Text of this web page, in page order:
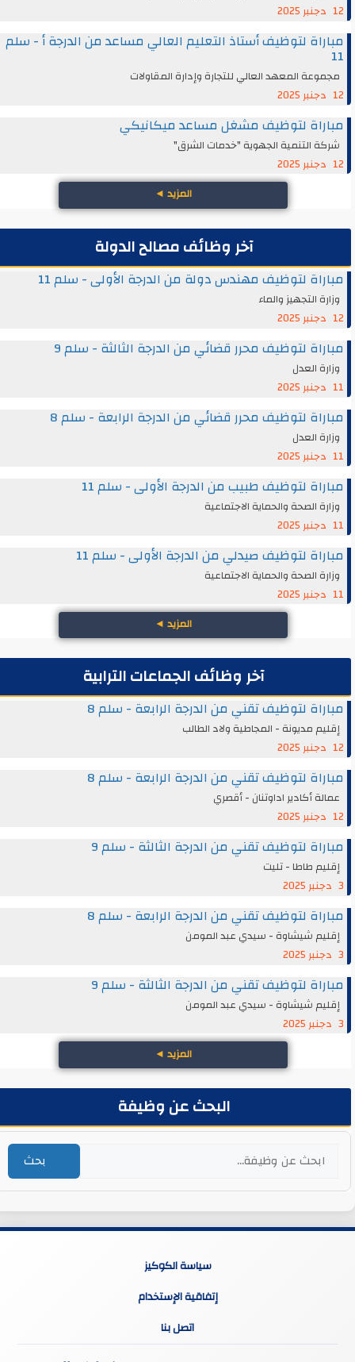
12 دجنبر 2025
مباراة لتوظيف أستاذ التعليم العالي مساعد من الدرجة أ - سلم
11
مجموعة المعهد العالي للتجارة وإدارة المقاولات
12 دجنبر 2025
مباراة لتوظيف مشغل مساعد ميكانيكي
شركة التنمية الجهوية "خدمات الشرق"
12 دجنبر 2025
المزيد◄
آخر وظائف مصالح الدولة
مباراة لتوظيف مهندس دولة من الدرجة الأولى - سلم 11
وزارة التجهيز والماء
12 دجنبر 2025
مباراة لتوظيف محرر قضائي من الدرجة الثالثة - سلم 9
وزارة العدل
11 دجنبر 2025
مباراة لتوظيف محرر قضائي من الدرجة الرابعة - سلم 8
وزارة العدل
11 دجنبر 2025
مباراة لتوظيف طبيب من الدرجة الأولى - سلم 11
وزارة الصحة والحماية الاجتماعية
11 دجنبر 2025
مباراة لتوظيف صيدلي من الدرجة الأولى - سلم 11
وزارة الصحة والحماية الاجتماعية
11 دجنبر 2025
المزيد◄
آخر وظائف الجماعات الترابية
مباراة لتوظيف تقني من الدرجة الرابعة - سلم 8
إقليم مديونة - المجاطية ولاد الطالب
12 دجنبر 2025
مباراة لتوظيف تقني من الدرجة الرابعة - سلم 8
عمالة أكادير اداوتنان - أقصري
12 دجنبر 2025
مباراة لتوظيف تقني من الدرجة الثالثة - سلم 9
إقليم طاطا - تليت
مباراة لتوظيف تقني من الدرجة الرابعة - سلم 8
إقليم شيشاوة - سيدي عبد المومن
مباراة لتوظيف تقني من الدرجة الثالثة - سلم 9
إقليم شيشاوة - سيدي عبد المومن
المزيد◄
البحث عن وظيفة
بحث
سياسة الكوكيز
إتفاقية الإستخدام
اتصل بنا